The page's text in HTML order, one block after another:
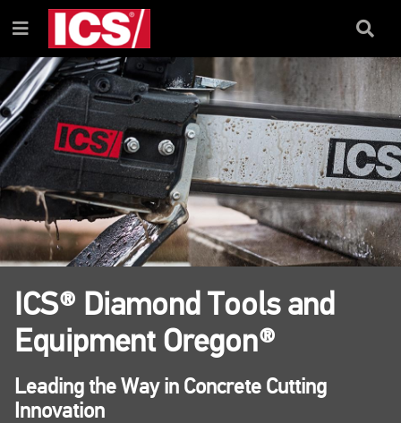
INHALT
NAVIGATIONSMENÜ
Menü
ICS® Diamond Tools and
Equipment Oregon®
Leading the Way in Concrete Cutting
Innovation